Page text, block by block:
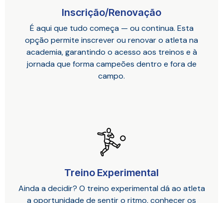
Inscrição/Renovação
É aqui que tudo começa — ou continua. Esta
opção permite inscrever ou renovar o atleta na
academia, garantindo o acesso aos treinos e à
jornada que forma campeões dentro e fora de
campo.
Treino Experimental
Ainda a decidir? O treino experimental dá ao atleta
a oportunidade de sentir o ritmo, conhecer os